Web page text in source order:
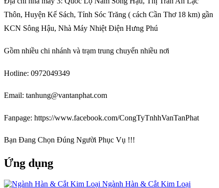
Thôn, Huyện Kế Sách, Tỉnh Sóc Trăng ( cách Cần Thơ 18 km) gần
KCN Sông Hậu, Nhà Máy Nhiệt Điện Hưng Phú
Gồm nhiều chi nhánh và trạm trung chuyển nhiều nơi
Hotline: 0972049349
Email: tanhung@vantanphat.com
Fanpage: https://www.facebook.com/CongTyTnhhVanTanPhat
Bạn Đang Chọn Đúng Người Phục Vụ !!!
Ứng dụng
Ngành Hàn & Cắt Kim Loại